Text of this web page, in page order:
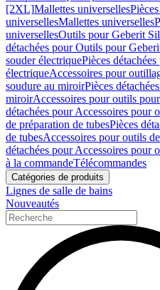
[2XL]Mallettes universelles
universellesMallettes universelles
universellesOutils pour Geberit
détachées pour Outils pour
souder électriquePièces
électriqueAccessoires pour
soudure au miroirPièces
miroirAccessoires pour outils
détachées pour Accessoires pour
de préparation de tubesPièces
de tubesAccessoires pour outils
détachées pour Accessoires pour
à la commandeTélécommandes
Catégories de produits
Lignes de salle de bains
Nouveautés